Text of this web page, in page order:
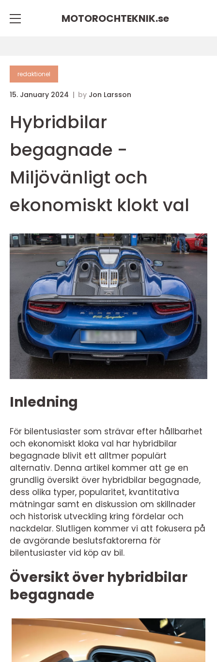
MOTOROCHTEKNIK.se
redaktionel
15. January 2024 by Jon Larsson
Hybridbilar
begagnade -
Miljövänligt och
ekonomiskt klokt val
Inledning
För bilentusiaster som strävar efter hållbarhet
och ekonomiskt kloka val har hybridbilar
begagnade blivit ett alltmer populärt
alternativ. Denna artikel kommer att ge en
grundlig översikt över hybridbilar begagnade,
dess olika typer, popularitet, kvantitativa
mätningar samt en diskussion om skillnader
och historisk utveckling kring fördelar och
nackdelar. Slutligen kommer vi att fokusera på
de avgörande beslutsfaktorerna för
bilentusiaster vid köp av bil.
Översikt över hybridbilar
begagnade